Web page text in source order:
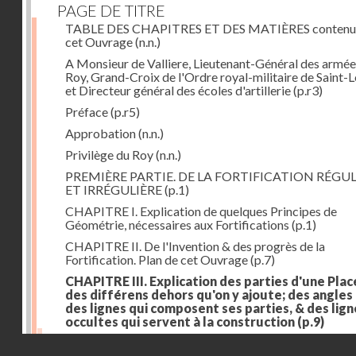
PAGE DE TITRE
TABLE DES CHAPITRES ET DES MATIÈRES
cet Ouvrage(n.n.)
A Monsieur de Valliere, Lieutenant-Général des
Roy, Grand-Croix de l'Ordre royal-militaire de Saint-
et Directeur général des écoles d'artillerie(p.r3)
Préface(p.r5)
Approbation(n.n.)
Privilège du Roy(n.n.)
PREMIÈRE PARTIE. DE LA FORTIFICATION
ET IRRÉGULIÈRE(p.1)
CHAPITRE I. Explication de quelques Principes de
Géométrie, nécessaires aux Fortifications (p.1)
CHAPITRE II. De l'Invention & des progrès de la
Fortification. Plan de cet Ouvrage(p.7)
CHAPITRE III. Explication des parties d'une
des différens dehors qu'on y ajoute; des angles
des lignes qui composent ses parties, & des
occultes qui servent à la construction (p.9)
Des lignes & des angles qui composent les parties